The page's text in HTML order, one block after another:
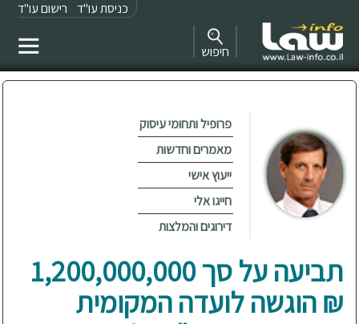
כניסת עו"ד רישום עו"ד
חיפוש
פרופיל ותחומי עיסוק
מאמרים וחדשות
ייעוץ אישי
חייגו אלי
דירוגים והמלצות
תביעה על סך 1,200,000,000
₪ הוגשה לועדה המקומית